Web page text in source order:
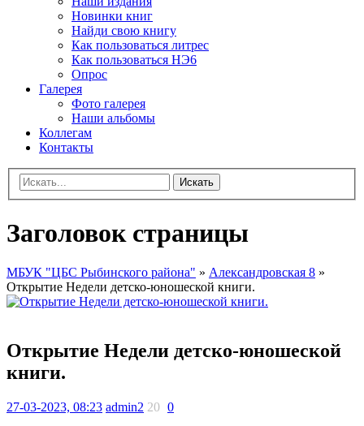
Новинки книг
Найди свою книгу
Как пользоваться литрес
Как пользоваться НЭ6
Опрос
Галерея
Фото галерея
Наши альбомы
Коллегам
Контакты
Искать
Заголовок страницы
МБУК "ЦБС Рыбинского района" » Александровская 8 »
Открытие Недели детско-юношеской книги.
Открытие Недели детско-юношеской
книги.
27-03-2023, 08:23 admin2 20 0